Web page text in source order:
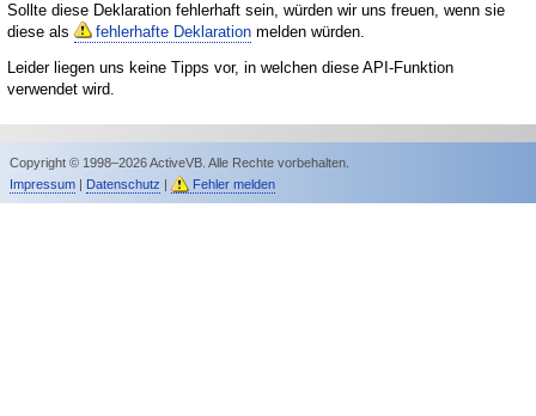
Sollte diese Deklaration fehlerhaft sein, würden wir uns freuen, wenn sie
diese als
fehlerhafte Deklaration melden würden.
Leider liegen uns keine Tipps vor, in welchen diese API-Funktion
verwendet wird.
Copyright © 1998–2026 ActiveVB. Alle Rechte vorbehalten.
Impressum| Datenschutz | Fehler melden